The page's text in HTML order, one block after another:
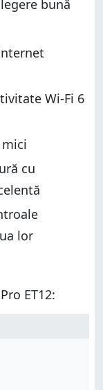
ZenWiFi
Pro ET12 pe
Pro ET12 pe
ET12?
Pro ET12
ZenWiFi
Pro ET12 pe
ET12?
bună
Wi-Fi 6
cu
lor
ET12: